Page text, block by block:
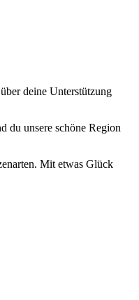
deine Unterstützung
du unsere schöne Region
Mit etwas Glück